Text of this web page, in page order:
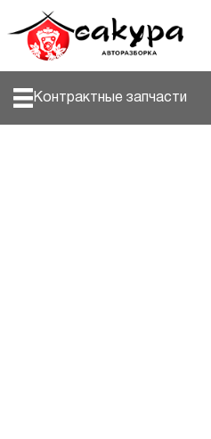
Контрактные запчасти